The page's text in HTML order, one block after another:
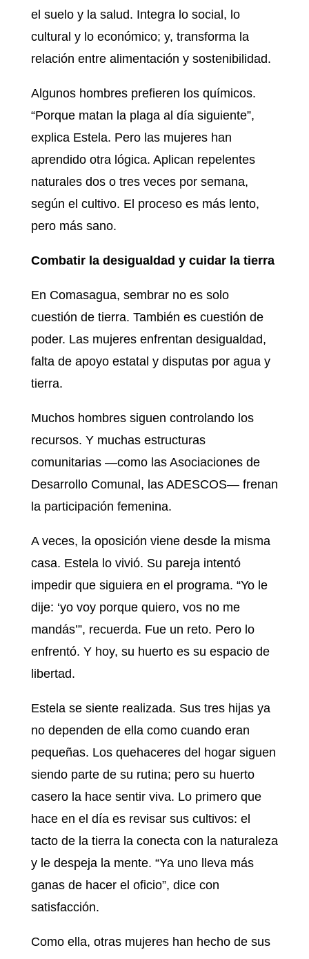
el suelo y la salud. Integra lo social, lo
cultural y lo económico; y, transforma la
relación entre alimentación y sostenibilidad.
Algunos hombres prefieren los químicos.
“Porque matan la plaga al día siguiente”,
explica Estela. Pero las mujeres han
aprendido otra lógica. Aplican repelentes
naturales dos o tres veces por semana,
según el cultivo. El proceso es más lento,
pero más sano.
Combatir la desigualdad y cuidar la tierra
En Comasagua, sembrar no es solo
cuestión de tierra. También es cuestión de
poder. Las mujeres enfrentan desigualdad,
falta de apoyo estatal y disputas por agua y
tierra.
Muchos hombres siguen controlando los
recursos. Y muchas estructuras
comunitarias —como las Asociaciones de
Desarrollo Comunal, las ADESCOS— frenan
la participación femenina.
A veces, la oposición viene desde la misma
casa. Estela lo vivió. Su pareja intentó
impedir que siguiera en el programa. “Yo le
dije: ‘yo voy porque quiero, vos no me
mandás’”, recuerda. Fue un reto. Pero lo
enfrentó. Y hoy, su huerto es su espacio de
libertad.
Estela se siente realizada. Sus tres hijas ya
no dependen de ella como cuando eran
pequeñas. Los quehaceres del hogar siguen
siendo parte de su rutina; pero su huerto
casero la hace sentir viva. Lo primero que
hace en el día es revisar sus cultivos: el
tacto de la tierra la conecta con la naturaleza
y le despeja la mente. “Ya uno lleva más
ganas de hacer el oficio”, dice con
satisfacción.
Como ella, otras mujeres han hecho de sus